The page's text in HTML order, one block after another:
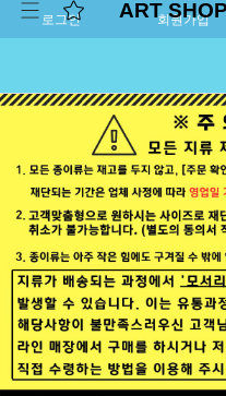
로그인 회원가입
ART